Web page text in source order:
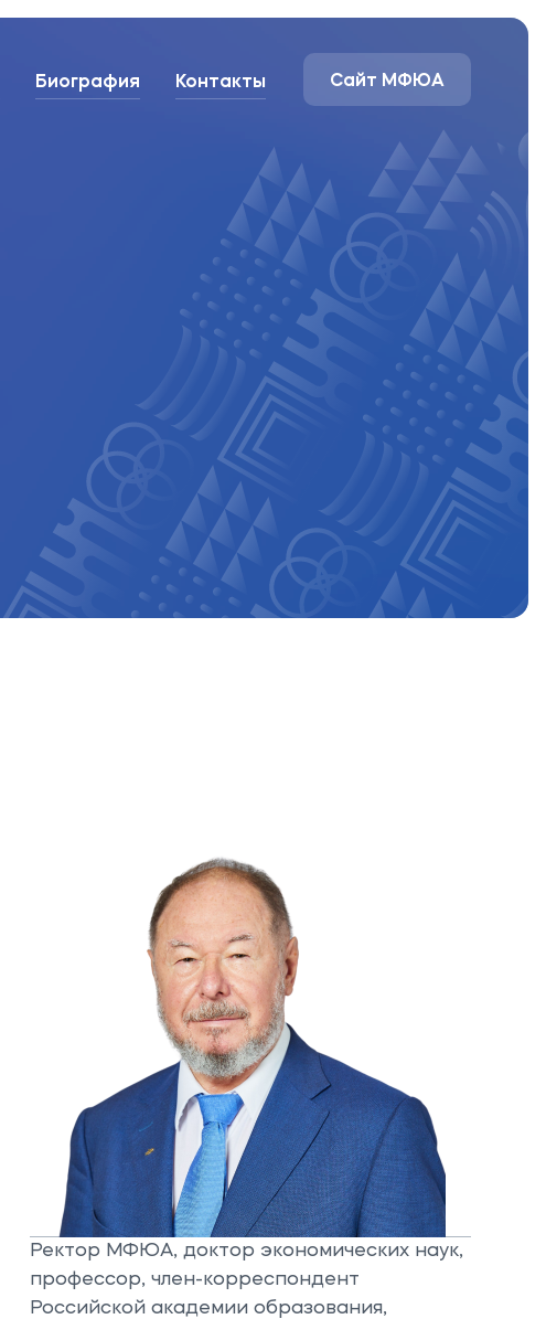
Биография Контакты Сайт МФЮА
Сайт МФЮА
Ректор МФЮА, доктор экономических наук,
профессор, член-корреспондент
Российской академии образования,